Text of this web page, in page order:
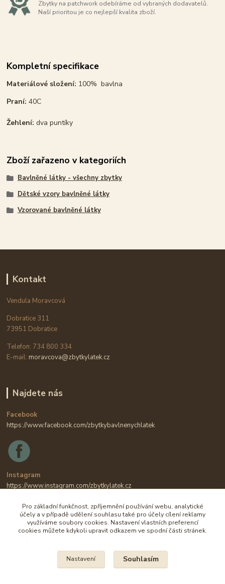
Zbytky na patchwork odebíráme od vybraných dodavatelů.
Naší prioritou je co nejlepší kvalita zboží.
Kompletní specifikace
Materiálové složení: 100% bavlna
Praní: 40C
Žehlení: dva puntíky
Zboží zařazeno v kategoriích
Bavlněné látky - všechny zbytky
Dětské vzory bavlněné látky
Vzorované bavlněné látky
Kontakt
Vendula Moravcová
Dobratice 311
73951 Dobratice
Telefon: 734 800 334
E-mail: moravcova@zbytkylatek.cz
Najdete nás
Facebook
https://www.facebook.com/zbytkybavlnenychlatek
Instagram
https://www.instagram.com/zbytkylatek.cz
Pro základní funkčnost, zpříjemnění používání webu, analytické
účely a v případě udělení souhlasu také pro účely cílení reklamy
využíváme soubory cookies. Nastavení vlastních preferencí
cookies můžete kdykoli upravit odkazem ve spodní části stránek.
Nastavení Souhlasím